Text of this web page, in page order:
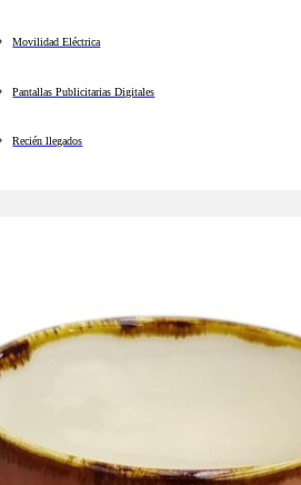
Movilidad Eléctrica
Pantallas Publicitarias Digitales
Recién llegados